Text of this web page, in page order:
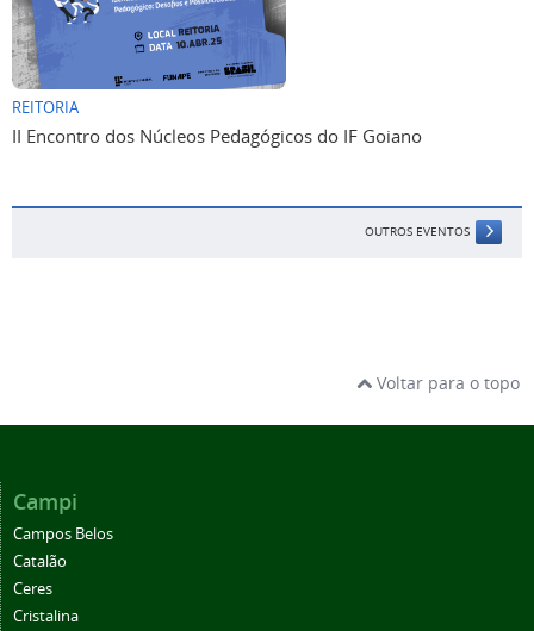
REITORIA
II Encontro dos Núcleos Pedagógicos do IF Goiano
OUTROS EVENTOS
Voltar para o topo
Campi
Campos Belos
Catalão
Ceres
Cristalina